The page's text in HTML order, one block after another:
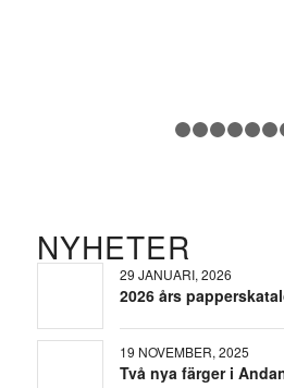
1
NYHETER
29 JANUARI, 2026
2026 års
19 NOVEMBER, 2025
Två nya färger i